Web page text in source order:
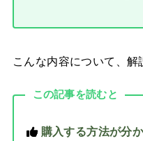
こんな内容について、解
この記事を読むと
購入する方法が分